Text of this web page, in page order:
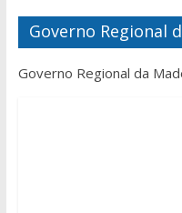
Governo Regional
Governo Regional da